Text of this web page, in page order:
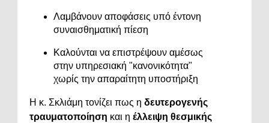
Λαμβάνουν αποφάσεις υπό έντονη
συναισθηματική πίεση
Καλούνται να επιστρέψουν αμέσως
στην υπηρεσιακή "κανονικότητα"
χωρίς την απαραίτητη υποστήριξη
Η κ. Σκλιάμη τονίζει πως η δευτερογενής
τραυματοποίηση και η έλλειψη θεσμικής